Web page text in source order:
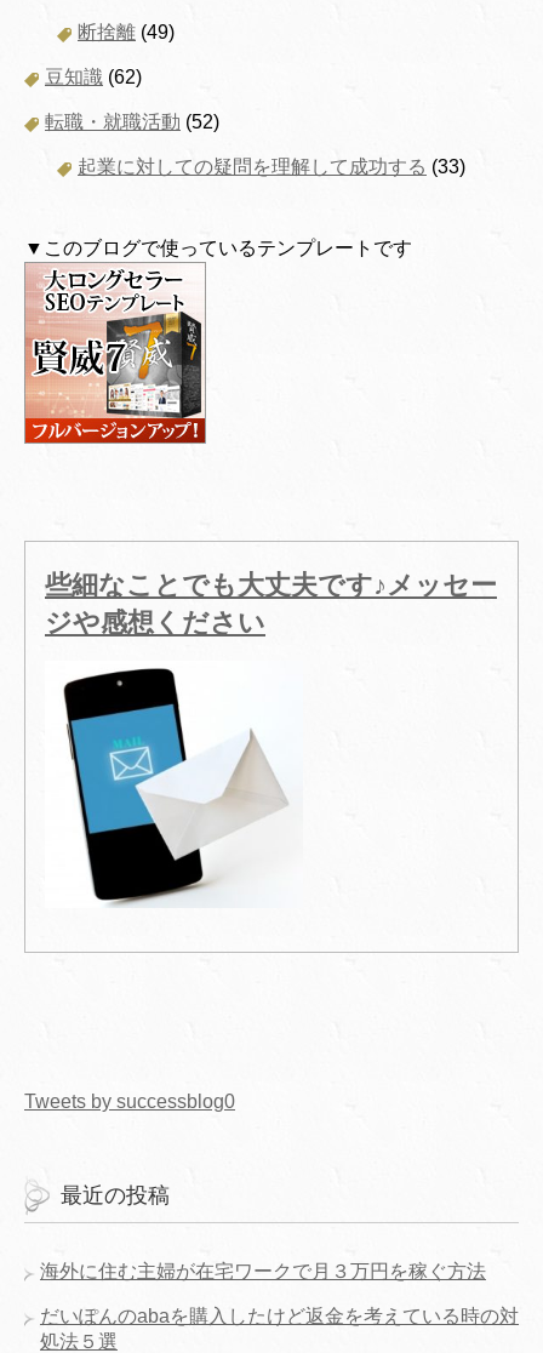
断捨離 (49)
豆知識 (62)
転職・就職活動 (52)
起業に対しての疑問を理解して成功する (33)
▼このブログで使っているテンプレートです
些細なことでも大丈夫です♪メッセー
ジや感想ください
Tweets by successblog0
最近の投稿
海外に住む主婦が在宅ワークで月３万円を稼ぐ方法
だいぽんのabaを購入したけど返金を考えている時の対
処法５選